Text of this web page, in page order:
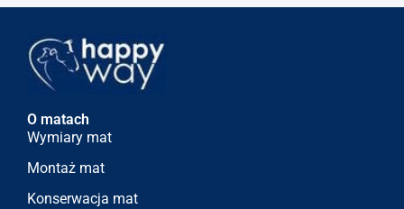
O matach
Wymiary mat
Montaż mat
Konserwacja mat